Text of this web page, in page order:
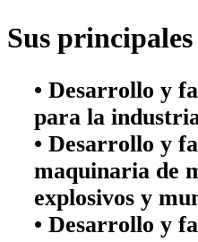
Sus
• Desarrollo y
para la
• Desarrollo y
maquinaria de
explosivos y
• Desarrollo y